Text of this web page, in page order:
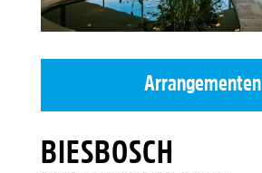
Arrangementen
BIESBOSCH